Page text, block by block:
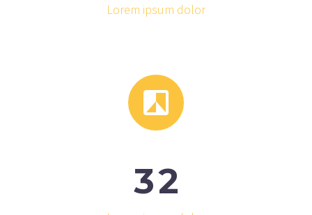
Lorem ipsum dolor


32